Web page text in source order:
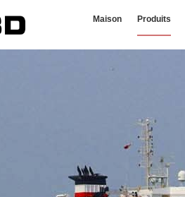
Maison Produits